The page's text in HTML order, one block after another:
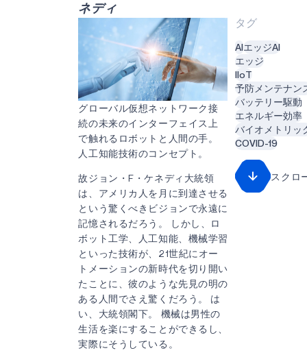
ヒアラブル
ネディ
グローバル仮想ネットワーク接
続の未来のインターフェイス上
で触れるロボットと人間の手。
人工知能技術のコンセプト。
故ジョン・F・ケネディ大統領
は、アメリカ人を月に到達させる
という驚くべきビジョンで永遠に
記憶されるだろう。 しかし、ロ
ボット工学、人工知能、機械学習
といった技術が、21世紀にオー
トメーションの新時代を切り開い
たことに、彼のような先見の明の
ある人間でさえ驚くだろう。 は
い、大統領閣下。 機械は男性の
生活を楽にすることができるし、
実際にそうしている。
タグ
AIエッジAI
エッジ
IIoT
予防メンテナン
バッテリー駆動
エネルギー効率
バイオメトリッ
COVID-19
スクロ